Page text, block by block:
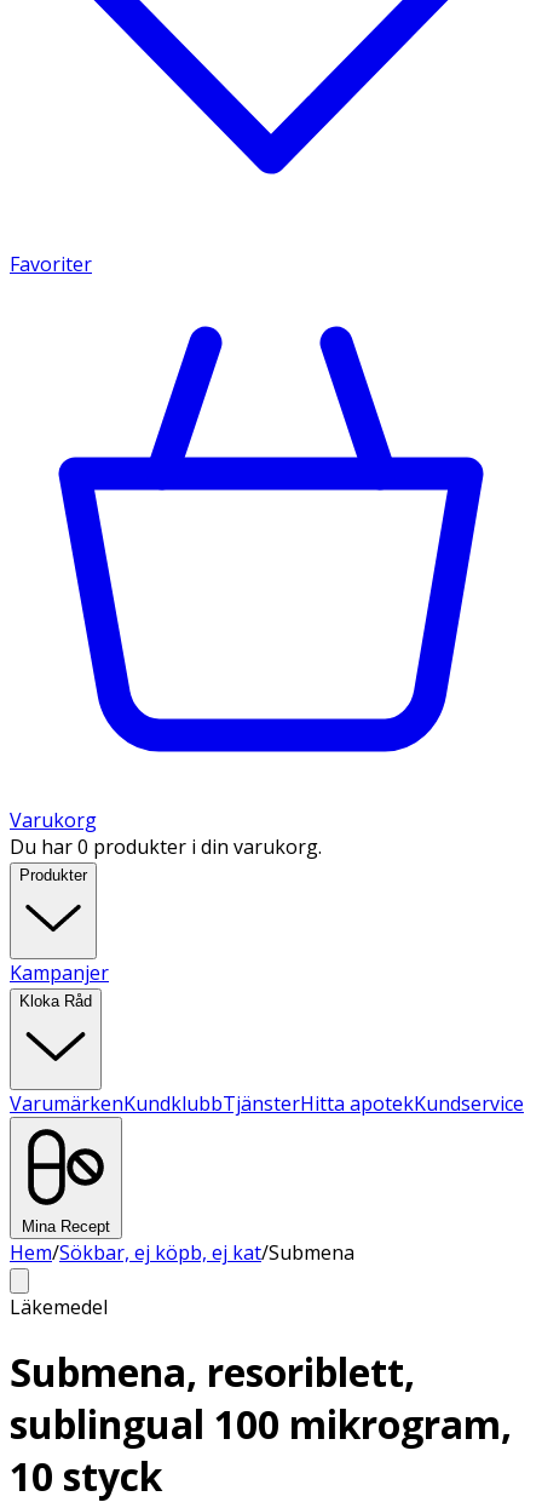
Favoriter
Varukorg
Du har 0 produkter i din varukorg.
Produkter
Kampanjer
Kloka Råd
VarumärkenKundklubbTjänsterHitta apotekKundservice
Mina Recept
Hem/Sökbar, ej köpb, ej kat/Submena
Läkemedel
Submena, resoriblett,
sublingual 100 mikrogram,
10 styck